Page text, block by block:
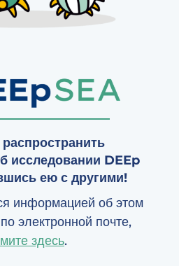
исследовании DEEp
ею с другими!
информацией об этом
электронной почте,
здесь.